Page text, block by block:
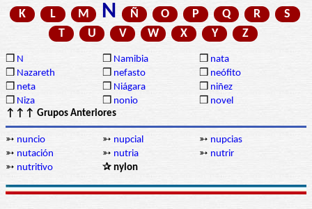
K
L M N Ñ O P Q R
S
T
U V W X Y Z
❒ N ❒ Namibia ❒ nata
❒ Nazareth ❒ nefasto ❒ neófito
❒ neta ❒ Niágara ❒ niñez
❒ Niza ❒ nonio ❒ novel
↑↑↑ Grupos Anteriores
➳ nuncio ➳ nupcial ➳ nupcias
➳ nutación ➳ nutria ➳ nutrir
➳ nutritivo ✰ nylon